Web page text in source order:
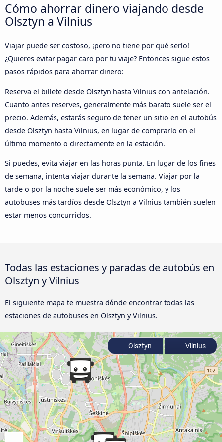
Cómo ahorrar dinero viajando desde
Olsztyn a Vilnius
Viajar puede ser costoso, ¡pero no tiene por qué serlo!
¿Quieres evitar pagar caro por tu viaje? Entonces sigue estos
pasos rápidos para ahorrar dinero:
Reserva el billete desde Olsztyn hasta Vilnius con antelación.
Cuanto antes reserves, generalmente más barato suele ser el
precio. Además, estarás seguro de tener un sitio en el autobús
desde Olsztyn hasta Vilnius, en lugar de comprarlo en el
último momento o directamente en la estación.
Si puedes, evita viajar en las horas punta. En lugar de los fines
de semana, intenta viajar durante la semana. Viajar por la
tarde o por la noche suele ser más económico, y los
autobuses más tardíos desde Olsztyn a Vilnius también suelen
estar menos concurridos.
Todas las estaciones y paradas de autobús en
Olsztyn y Vilnius
El siguiente mapa te muestra dónde encontrar todas las
estaciones de autobuses en Olsztyn y Vilnius.
Olsztyn Vilnius